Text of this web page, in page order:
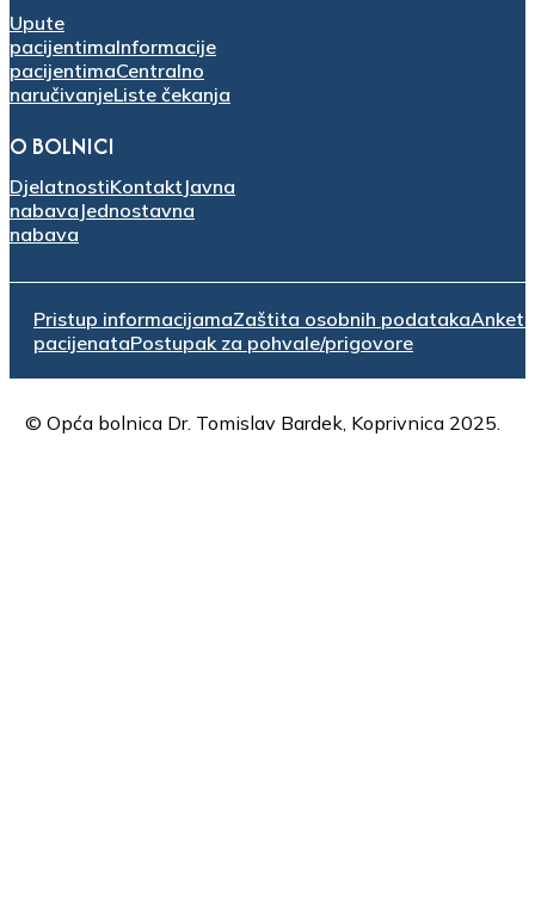
Upute
pacijentimaInformacije
pacijentimaCentralno
naručivanjeListe čekanja
O BOLNICI
DjelatnostiKontakt Javna
nabava Jednostavna
nabava
Pristup informacijamaZaštita osobnih podatakaAnketa
pacijenataPostupak za pohvale/prigovore
© Opća bolnica Dr. Tomislav Bardek, Koprivnica 2025.